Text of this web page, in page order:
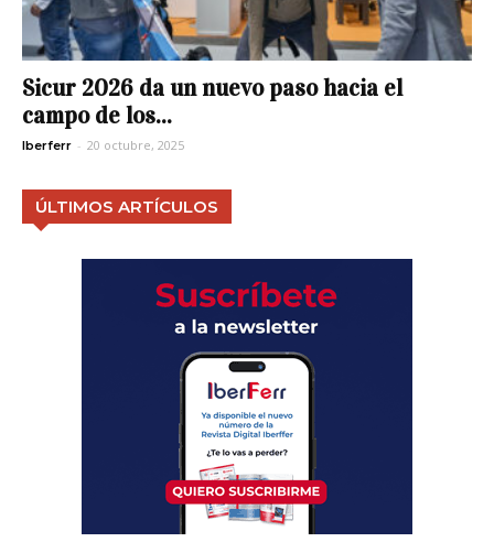
Sicur 2026 da un nuevo paso hacia el
campo de los...
Iberferr - 20 octubre, 2025
ÚLTIMOS ARTÍCULOS